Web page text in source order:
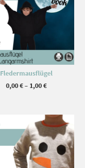
Fledermausflügel
0,00€– 1,00€Preisspanne:
Dieses Produkt weist mehrere Varianten auf. Die Optionen können auf der Produktseite gewählt werden